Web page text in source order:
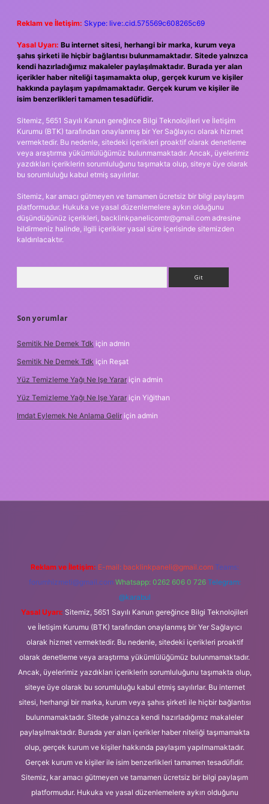
Reklam ve İletişim: Skype: live:.cid.575569c608265c69
Yasal Uyarı: Bu internet sitesi, herhangi bir marka, kurum veya
şahıs şirketi ile hiçbir bağlantısı bulunmamaktadır. Sitede yalnızca
kendi hazırladığımız makaleler paylaşılmaktadır. Burada yer alan
içerikler haber niteliği taşımamakta olup, gerçek kurum ve kişiler
hakkında paylaşım yapılmamaktadır. Gerçek kurum ve kişiler ile
isim benzerlikleri tamamen tesadüfidir.
Sitemiz, 5651 Sayılı Kanun gereğince Bilgi Teknolojileri ve İletişim
Kurumu (BTK) tarafından onaylanmış bir Yer Sağlayıcı olarak hizmet
vermektedir. Bu nedenle, sitedeki içerikleri proaktif olarak denetleme
veya araştırma yükümlülüğümüz bulunmamaktadır. Ancak, üyelerimiz
yazdıkları içeriklerin sorumluluğunu taşımakta olup, siteye üye olarak
bu sorumluluğu kabul etmiş sayılırlar.
Sitemiz, kar amacı gütmeyen ve tamamen ücretsiz bir bilgi paylaşım
platformudur. Hukuka ve yasal düzenlemelere aykırı olduğunu
düşündüğünüz içerikleri, backlinkpanelicomtr@gmail.com adresine
bildirmeniz halinde, ilgili içerikler yasal süre içerisinde sitemizden
kaldırılacaktır.
Son yorumlar
Semitik Ne Demek Tdk için admin
Semitik Ne Demek Tdk için Reşat
Yüz Temizleme Yağı Ne Işe Yarar için admin
Yüz Temizleme Yağı Ne Işe Yarar için Yiğithan
Imdat Eylemek Ne Anlama Gelir için admin
Reklam ve İletişim: E-mail: backlinkpaneli@gmail.com Teams:
forumhizmeti@gmail.com Whatsapp: 0262 606 0 726 Telegram:
@karabul
Yasal Uyarı: Sitemiz, 5651 Sayılı Kanun gereğince Bilgi Teknolojileri
ve İletişim Kurumu (BTK) tarafından onaylanmış bir Yer Sağlayıcı
olarak hizmet vermektedir. Bu nedenle, sitedeki içerikleri proaktif
olarak denetleme veya araştırma yükümlülüğümüz bulunmamaktadır.
Ancak, üyelerimiz yazdıkları içeriklerin sorumluluğunu taşımakta olup,
siteye üye olarak bu sorumluluğu kabul etmiş sayılırlar. Bu internet
sitesi, herhangi bir marka, kurum veya şahıs şirketi ile hiçbir bağlantısı
bulunmamaktadır. Sitede yalnızca kendi hazırladığımız makaleler
paylaşılmaktadır. Burada yer alan içerikler haber niteliği taşımamakta
olup, gerçek kurum ve kişiler hakkında paylaşım yapılmamaktadır.
Gerçek kurum ve kişiler ile isim benzerlikleri tamamen tesadüfidir.
Sitemiz, kar amacı gütmeyen ve tamamen ücretsiz bir bilgi paylaşım
platformudur. Hukuka ve yasal düzenlemelere aykırı olduğunu